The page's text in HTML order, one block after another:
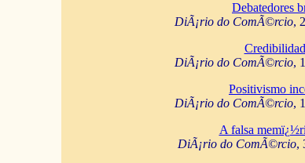
Debatedores
DiÃ¡rio do ComÃ©rcio,
DiÃ¡rio do ComÃ©rcio,
Positivismo
DiÃ¡rio do ComÃ©rcio,
A falsa
DiÃ¡rio do ComÃ©rcio,